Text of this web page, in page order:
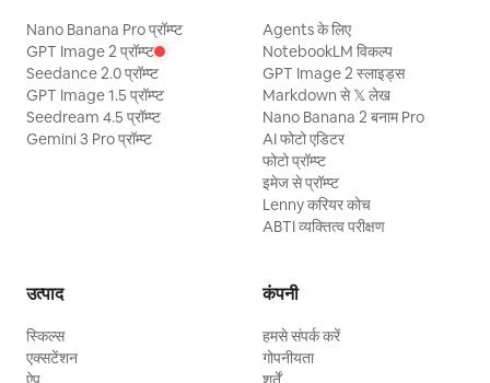
Nano Banana Pro प्रॉम्प्ट
GPT Image 2 प्रॉम्प्ट
Seedance 2.0 प्रॉम्प्ट
GPT Image 1.5 प्रॉम्प्ट
Seedream 4.5 प्रॉम्प्ट
Gemini 3 Pro प्रॉम्प्ट
Agents के लिए
NotebookLM विकल्प
GPT Image 2 स्लाइड्स
Markdown से 𝕏 लेख
Nano Banana 2 बनाम Pro
AI फोटो एडिटर
फोटो प्रॉम्प्ट
इमेज से प्रॉम्प्ट
Lenny करियर कोच
ABTI व्यक्तित्व परीक्षण
उत्पाद
स्किल्स
एक्सटेंशन
कंपनी
हमसे संपर्क करें
गोपनीयता